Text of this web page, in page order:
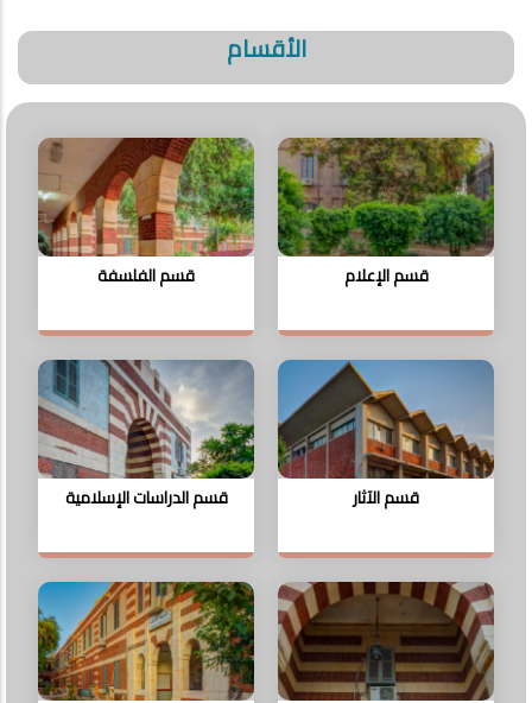
الأقسام
قسم الإعلام قسم الفلسفة
قسم الآثار قسم الدراسات الإسلامية